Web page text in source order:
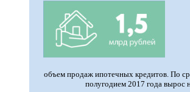
объем продаж ипотечных кредитов. По
полугодием 2017 года вырос